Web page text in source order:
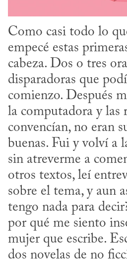
Como casi todo lo
empecé estas
cabeza. Dos o tres
disparadoras que
comienzo. Después
la computadora y las
convencían, no eran
buenas. Fui y volví a
sin atreverme a
otros textos, leí
sobre el tema, y aun
tengo nada para
por qué me siento
mujer que escribe.
dos novelas de no